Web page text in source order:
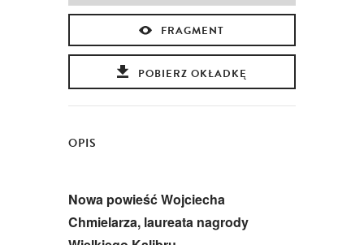
FRAGMENT
POBIERZ OKŁADKĘ
OPIS
Nowa powieść Wojciecha
Chmielarza, laureata nagrody